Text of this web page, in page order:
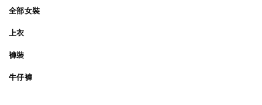
全部女裝
上衣
褲裝
牛仔褲